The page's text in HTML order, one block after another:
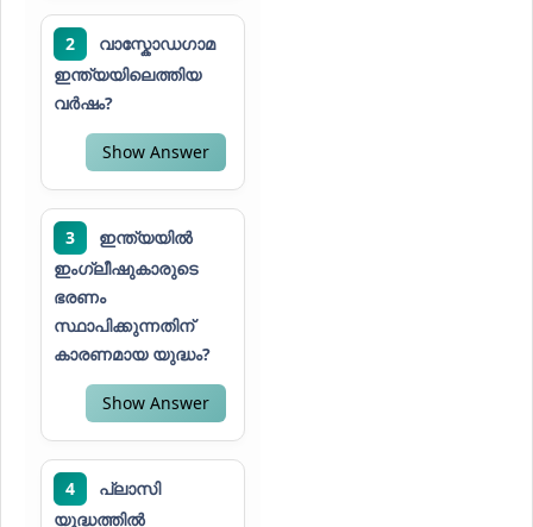
2
വാസ്കോഡഗാമ
ഇന്ത്യയിലെത്തിയ
വർഷം?
Show Answer
3
ഇന്ത്യയിൽ
ഇംഗ്ലീഷുകാരുടെ
ഭരണം
സ്ഥാപിക്കുന്നതിന്
കാരണമായ യുദ്ധം?
Show Answer
4
പ്ലാസി
യുദ്ധത്തിൽ